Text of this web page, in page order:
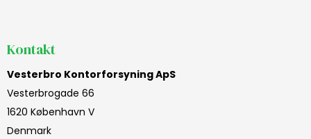
Kontakt
Vesterbro Kontorforsyning ApS
Vesterbrogade 66
1620 København V
Denmark